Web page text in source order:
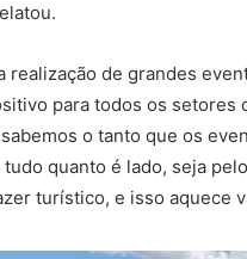
realização de grandes
para todos os setores
o tanto que os
tudo quanto é lado, seja
turístico, e isso aquece